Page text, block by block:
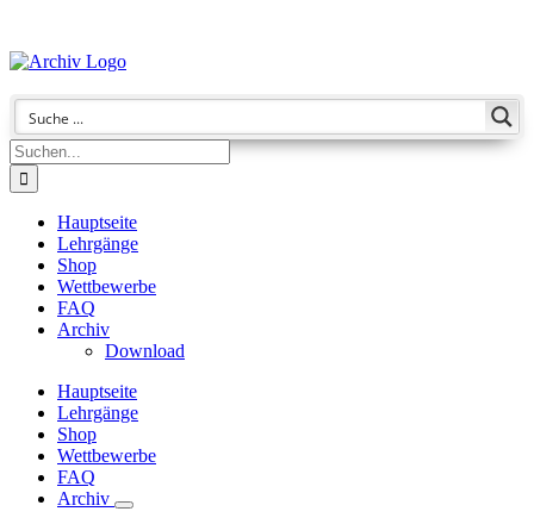
Suche
nach:
Hauptseite
Lehrgänge
Shop
Wettbewerbe
FAQ
Archiv
Download
Hauptseite
Lehrgänge
Shop
Wettbewerbe
FAQ
Archiv